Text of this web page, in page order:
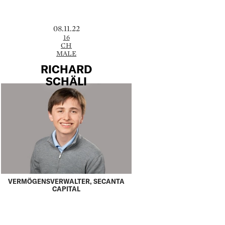
08.11.22
16
CH
MALE
RICHARD
SCHÄLI
VERMÖGENSVERWALTER, SECANTA
CAPITAL